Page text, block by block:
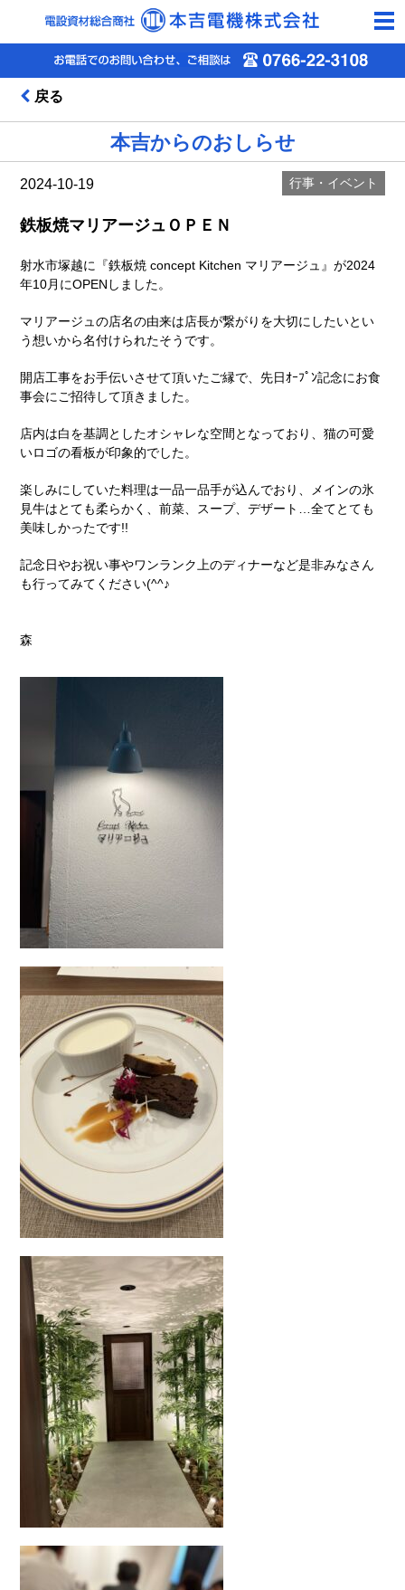
戻る
本吉からのおしらせ
2024-10-19 行事・イベント
鉄板焼マリアージュＯＰＥＮ
射水市塚越に『鉄板焼 concept Kitchen マリアージュ』が2024
年10月にOPENしました。
マリアージュの店名の由来は店長が繋がりを大切にしたいとい
う想いから名付けられたそうです。
開店工事をお手伝いさせて頂いたご縁で、先日ｵｰﾌﾟﾝ記念にお食
事会にご招待して頂きました。
店内は白を基調としたオシャレな空間となっており、猫の可愛
いロゴの看板が印象的でした。
楽しみにしていた料理は一品一品手が込んでおり、メインの氷
見牛はとても柔らかく、前菜、スープ、デザート…全てとても
美味しかったです!!
記念日やお祝い事やワンランク上のディナーなど是非みなさん
も行ってみてください(^^♪
森